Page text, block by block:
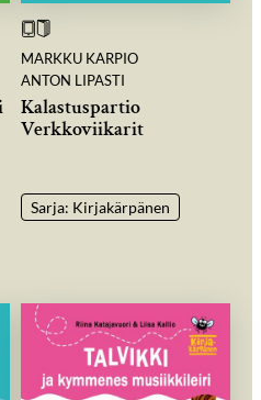
MARKKU KARPIO
ANTON LIPASTI
Kalastuspartio
Verkkoviikarit
Sarja: Kirjakärpänen